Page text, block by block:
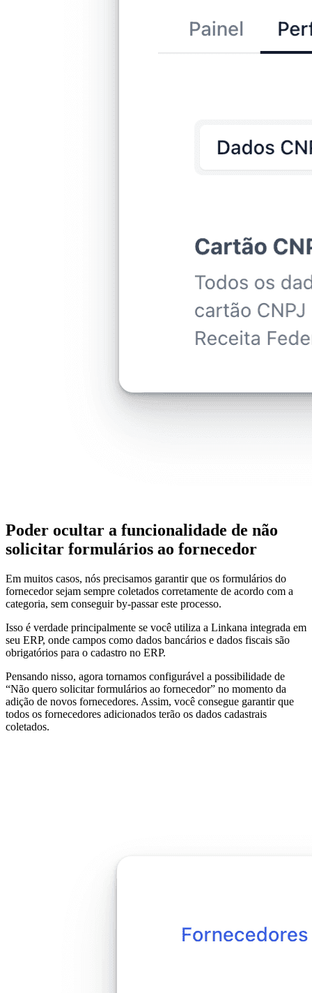
Poder ocultar a funcionalidade de não
solicitar formulários ao fornecedor
Em muitos casos, nós precisamos garantir que os formulários do
fornecedor sejam sempre coletados corretamente de acordo com a
categoria, sem conseguir by-passar este processo.
Isso é verdade principalmente se você utiliza a Linkana integrada em
seu ERP, onde campos como dados bancários e dados fiscais são
obrigatórios para o cadastro no ERP.
Pensando nisso, agora tornamos configurável a possibilidade de
“Não quero solicitar formulários ao fornecedor” no momento da
adição de novos fornecedores. Assim, você consegue garantir que
todos os fornecedores adicionados terão os dados cadastrais
coletados.